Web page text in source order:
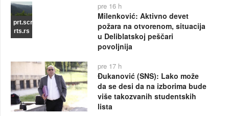
prt.scr
rts.rs
pre 16 h
Milenković: Aktivno devet
požara na otvorenom, situacija
u Deliblatskoj peščari
povoljnija
pre 17 h
Đukanović (SNS): Lako može
da se desi da na izborima bude
više takozvanih studentskih
lista